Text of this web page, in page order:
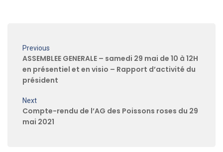
Previous
ASSEMBLEE GENERALE – samedi 29 mai de 10 à 12H
en présentiel et en visio – Rapport d’activité du
président
Next
Compte-rendu de l’AG des Poissons roses du 29
mai 2021